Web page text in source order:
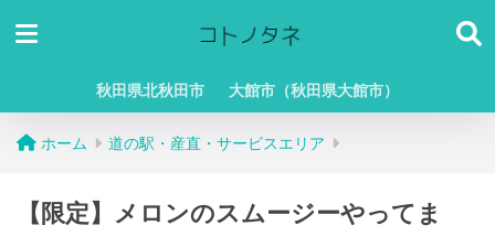
秋田県北秋田市 大館市（秋田県大館市）
ホーム 道の駅・産直・サービスエリア
【限定】メロンのスムージーやってま